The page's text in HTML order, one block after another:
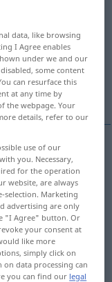
n
meal
etc
data, like browsing
I Agree enables
under we and our
some content
can resurface this
at any time by
the webpage. Your
details, refer to our
use of our
you. Necessary,
for the operation
website, are always
selection. Marketing
advertising are only
"I Agree" button. Or
your consent at
like more
simply click on
data processing can
you can find our legal